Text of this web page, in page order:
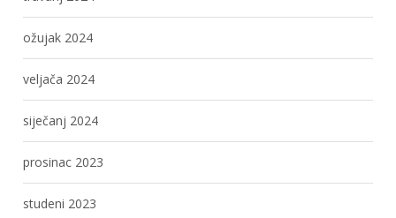
ožujak 2024
veljača 2024
siječanj 2024
prosinac 2023
studeni 2023